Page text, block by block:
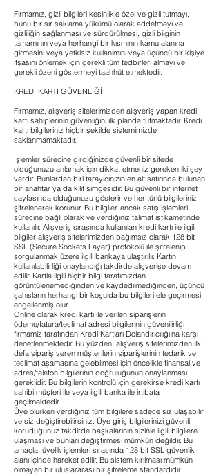
Firmamız, gizli bilgileri kesinlikle özel ve gizli tutmayı,
bunu bir sır saklama yükümü olarak addetmeyi ve
gizliliğin sağlanması ve sürdürülmesi, gizli bilginin
tamamının veya herhangi bir kısmının kamu alanına
girmesini veya yetkisiz kullanımını veya üçüncü bir kişiye
ifşasını önlemek için gerekli tüm tedbirleri almayı ve
gerekli özeni göstermeyi taahhüt etmektedir.
KREDİ KARTI GÜVENLİĞİ
Firmamız, alışveriş sitelerimizden alışveriş yapan kredi
kartı sahiplerinin güvenliğini ilk planda tutmaktadır. Kredi
kartı bilgileriniz hiçbir şekilde sistemimizde
saklanmamaktadır.
İşlemler sürecine girdiğinizde güvenli bir sitede
olduğunuzu anlamak için dikkat etmeniz gereken iki şey
vardır. Bunlardan biri tarayıcınızın en alt satırında bulunan
bir anahtar ya da kilit simgesidir. Bu güvenli bir internet
sayfasında olduğunuzu gösterir ve her türlü bilgileriniz
şifrelenerek korunur. Bu bilgiler, ancak satış işlemleri
sürecine bağlı olarak ve verdiğiniz talimat istikametinde
kullanılır. Alışveriş sırasında kullanılan kredi kartı ile ilgili
bilgiler alışveriş sitelerimizden bağımsız olarak 128 bit
SSL (Secure Sockets Layer) protokolü ile şifrelenip
sorgulanmak üzere ilgili bankaya ulaştırılır. Kartın
kullanılabilirliği onaylandığı takdirde alışverişe devam
edilir. Kartla ilgili hiçbir bilgi tarafımızdan
görüntülenemediğinden ve kaydedilmediğinden, üçüncü
şahısların herhangi bir koşulda bu bilgileri ele geçirmesi
engellenmiş olur.
Online olarak kredi kartı ile verilen siparişlerin
ödeme/fatura/teslimat adresi bilgilerinin güvenilirliği
firmamiz tarafından Kredi Kartları Dolandırıcılığı'na karşı
denetlenmektedir. Bu yüzden, alışveriş sitelerimizden ilk
defa sipariş veren müşterilerin siparişlerinin tedarik ve
teslimat aşamasına gelebilmesi için öncelikle finansal ve
adres/telefon bilgilerinin doğruluğunun onaylanması
gereklidir. Bu bilgilerin kontrolü için gerekirse kredi kartı
sahibi müşteri ile veya ilgili banka ile irtibata
geçilmektedir.
Üye olurken verdiğiniz tüm bilgilere sadece siz ulaşabilir
ve siz değiştirebilirsiniz. Üye giriş bilgilerinizi güvenli
koruduğunuz takdirde başkalarının sizinle ilgili bilgilere
ulaşması ve bunları değiştirmesi mümkün değildir. Bu
amaçla, üyelik işlemleri sırasında 128 bit SSL güvenlik
alanı içinde hareket edilir. Bu sistem kırılması mümkün
olmayan bir uluslararası bir şifreleme standardıdır.